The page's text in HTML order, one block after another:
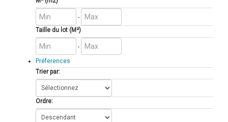
-
Taille du lot (M²)
-
Préferences
Trier par:
Ordre: